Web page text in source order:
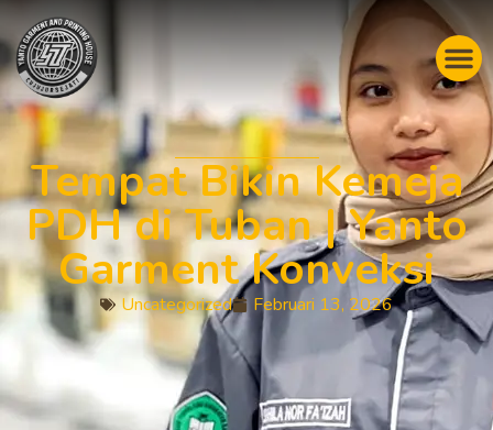
Tempat Bikin Kemeja
PDH di Tuban | Yanto
Garment Konveksi
Uncategorized Februari 13, 2026